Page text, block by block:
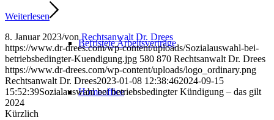
Befristete Arbeitsverträge
Homeoffice
Weiterlesen
8. Januar 2023/von Rechtsanwalt Dr. Drees
https://www.dr-drees.com/wp-content/uploads/Sozialauswahl-bei-
betriebsbedingter-Kuendigung.jpg 580 870 Rechtsanwalt Dr. Drees
https://www.dr-drees.com/wp-content/uploads/logo_ordinary.png
Rechtsanwalt Dr. Drees2023-01-08 12:38:462024-09-15
15:52:39Sozialauswahl bei betriebsbedingter Kündigung – das gilt
2024
Kürzlich